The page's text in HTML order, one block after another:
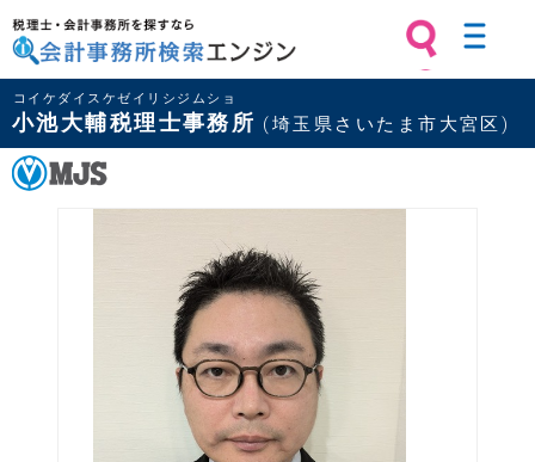
税理士・会計事務所を探すなら 会計
事務所検索エンジン
コイケダイスケゼイリシジムショ
小池大輔税理士事務所 (埼玉県さいたま市大宮区)